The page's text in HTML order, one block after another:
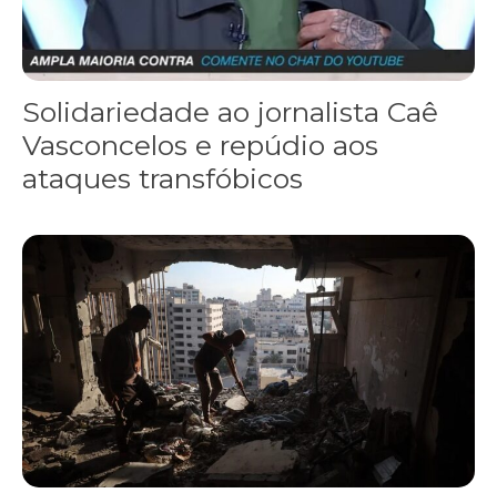
Solidariedade ao jornalista Caê
Vasconcelos e repúdio aos
ataques transfóbicos
“Funeral para toda Gaza” — enquanto o Conselho da Paz